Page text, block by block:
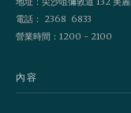
電話： 2368 6833
營業時間：1200 - 2100
內容